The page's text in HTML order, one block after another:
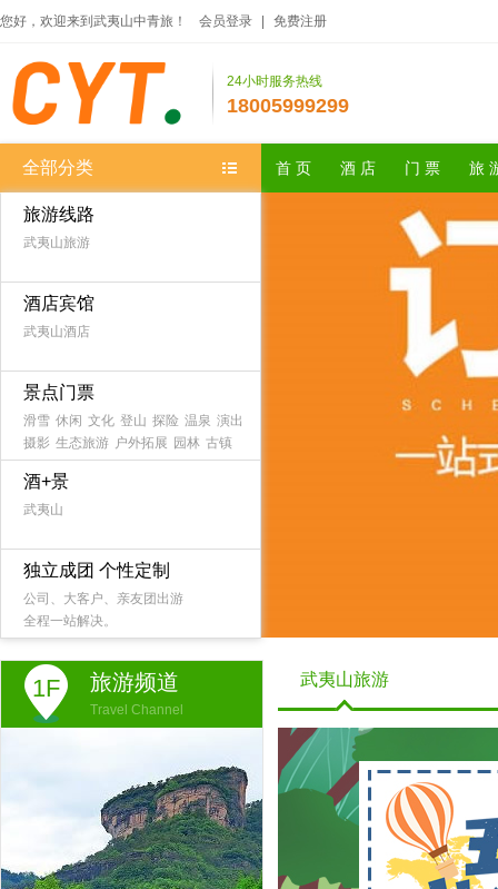
您好，欢迎来到武夷山中青旅！ 会员登录 免费注册
24小时服务热线
18005999299
全部分类
旅游线路
武夷山旅游
酒店宾馆
武夷山酒店
景点门票
滑雪 休闲 文化 登山 探险 温泉 演出
摄影 生态旅游 户外拓展 园林 古镇
农家乐 森林公园 海滨海岛 主题乐园
古迹 避暑
酒+景
武夷山
独立成团 个性定制
公司、大客户、亲友团出游
全程一站解决。
首 页 酒 店 门 票 旅
1F 旅游频道
Travel Channel
武夷山旅游